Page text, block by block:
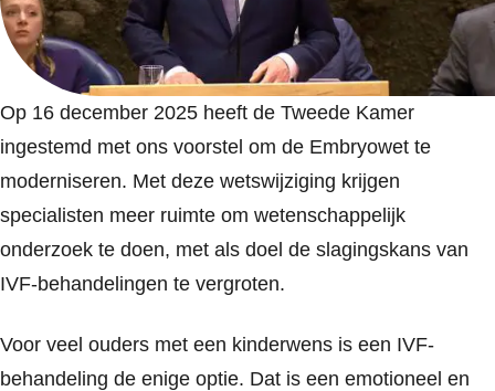
Op 16 december 2025 heeft de Tweede Kamer
ingestemd met ons voorstel om de Embryowet te
moderniseren. Met deze wetswijziging krijgen
specialisten meer ruimte om wetenschappelijk
onderzoek te doen, met als doel de slagingskans van
IVF-behandelingen te vergroten.
Voor veel ouders met een kinderwens is een IVF-
behandeling de enige optie. Dat is een emotioneel en